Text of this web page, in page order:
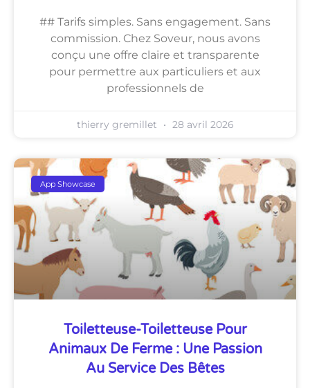
## Tarifs simples. Sans engagement. Sans
commission. Chez Soveur, nous avons
conçu une offre claire et transparente
pour permettre aux particuliers et aux
professionnels de
thierry gremillet 28 avril 2026
App Showcase
Toiletteuse-Toiletteuse Pour
Animaux De Ferme : Une Passion
Au Service Des Bêtes